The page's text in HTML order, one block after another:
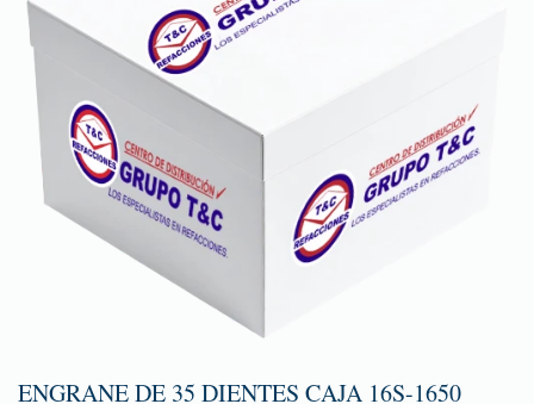
ENGRANE DE 35 DIENTES CAJA 16S-1650